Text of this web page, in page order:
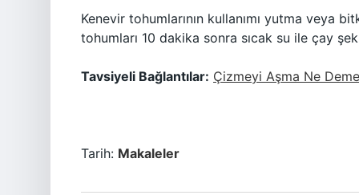
Kenevir tohumlarının kullanımı yutma veya
tohumları 10 dakika sonra sıcak su ile çay
Tavsiyeli Bağlantılar: Çizmeyi Aşma Ne
Tarih: Makaleler